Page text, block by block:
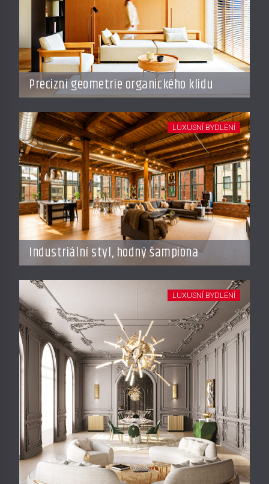
Precizní geometrie organického klidu
Industriální styl, hodný šampiona
LUXUSNÍ BYDLENÍ
LUXUSNÍ BYDLENÍ